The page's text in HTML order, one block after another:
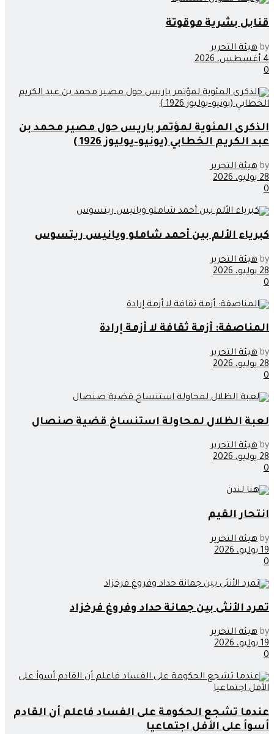
قنابل بشرية موقوتة
by هيئة التحرير
4 أغسطس، 2026
0
الذكرى المئوية لمؤتمر باريس حول مصير محمد بن
عبد الكريم الخطابي (يونيو–يوليوز 1926 )
by هيئة التحرير
28 يوليو، 2026
0
كبرياء الألم بين أحمد شاملو ويانيس ريتسوس
by هيئة التحرير
28 يوليو، 2026
0
المناصفة: أزمة ثقافة لا أزمة إرادة
by هيئة التحرير
28 يوليو، 2026
0
لعبة الظلال لمحاولة استنساخ قضية صنصال
by هيئة التحرير
28 يوليو، 2026
0
انتحار القيم
by هيئة التحرير
19 يوليو، 2026
0
تمرد الأنثى بين جمانة حداد وفروغ فرخزاد
by هيئة التحرير
19 يوليو، 2026
0
عندما تشجع الحكومة على الفساد فاعلم أن القادم
أسوأ على الأفل اجتماعيا